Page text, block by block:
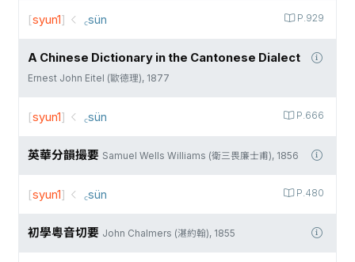
P.929
[syun1] ꜀sün
A Chinese Dictionary in the Cantonese Dialect
Ernest John Eitel (歐德理), 1877
P.666
[syun1] ꜀sün
英華分韻撮要 Samuel Wells Williams (衛三畏廉士甫), 1856
P.480
[syun1] ꜀sün
初學粵音切要 John Chalmers (湛約翰), 1855